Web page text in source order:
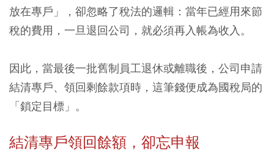
放在專戶」，卻忽略了稅法的邏輯：當年已經用來節
稅的費用，一旦退回公司，就必須再入帳為收入。
因此，當最後一批舊制員工退休或離職後，公司申請
結清專戶、領回剩餘款項時，這筆錢便成為國稅局的
「鎖定目標」。
結清專戶領回餘額，卻忘申報